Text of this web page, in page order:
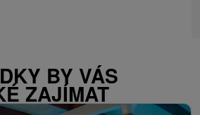
BY VÁS
ZAJÍMAT